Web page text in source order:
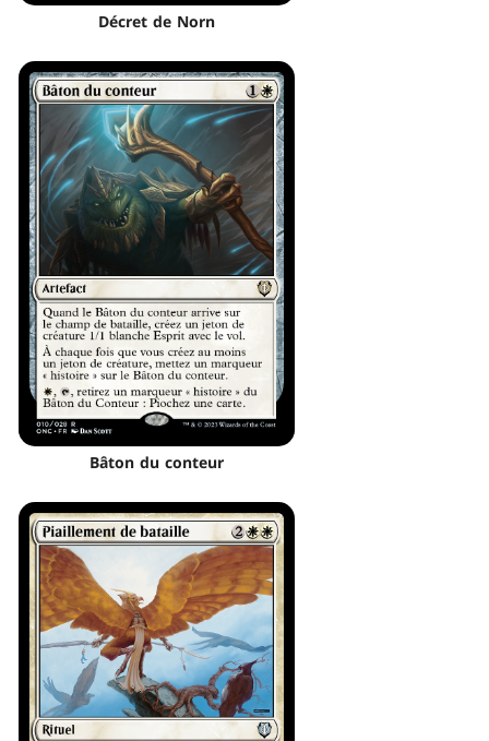
Décret de Norn
Bâton du conteur